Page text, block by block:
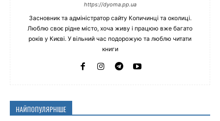
https://dyoma.pp.ua
Засновник та адміністратор сайту Копичинці та околиці.
Люблю своє рідне місто, хоча живу і працюю вже багато
років у Києві. У вільний час подорожую та люблю читати
книги
НАЙПОПУЛЯРНІШЕ